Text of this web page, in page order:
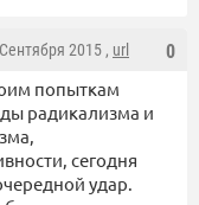
0
2015 , url
попыткам
радикализма и
сегодня
удар.